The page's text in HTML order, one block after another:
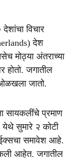
विचार
देश
मोठ्या अंतराच्या
होतो. जगातील
जातो.
सायकलींचे प्रमाण
सुमारे २ कोटी
समावेश आहे.
आहेत. जगातील